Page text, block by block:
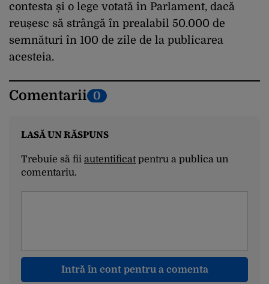
contesta și o lege votată în Parlament, dacă
reușesc să strângă în prealabil 50.000 de
semnături în 100 de zile de la publicarea
acesteia.
Comentarii 0
LASĂ UN RĂSPUNS
Trebuie să fii autentificatpentru a publica un
comentariu.
Intră în cont pentru a comenta